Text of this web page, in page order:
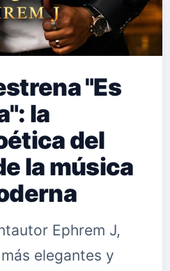
"Es
la
del
la música
Ephrem J,
elegantes y